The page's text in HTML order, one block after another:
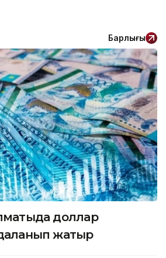
Барлығы
доллар
жатыр